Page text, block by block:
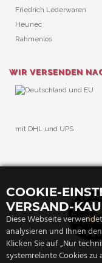
Friedrich Lederwaren
Heunec
Rahmenlos
WIR VERSENDEN
mit DHL und UPS
COOKIE-
VERSAND-
Diese Webseite
analysieren und Ihnen
Klicken Sie auf „Nur
systemrelante Cookies